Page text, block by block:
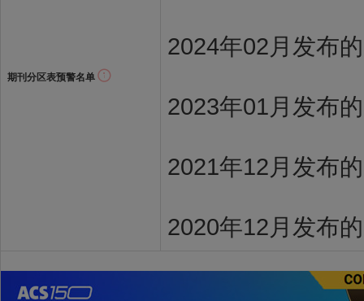
期刊分区表预警名单
2024年02月发布
2023年01月发布
2021年12月发布
2020年12月发布